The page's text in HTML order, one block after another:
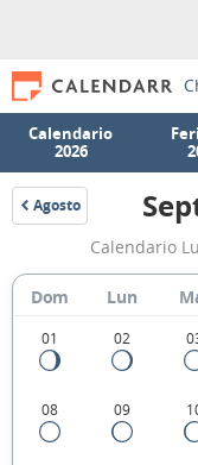
Calendario
2026
Agosto
1968
Calendario
Dom Lun
01 02
08 09